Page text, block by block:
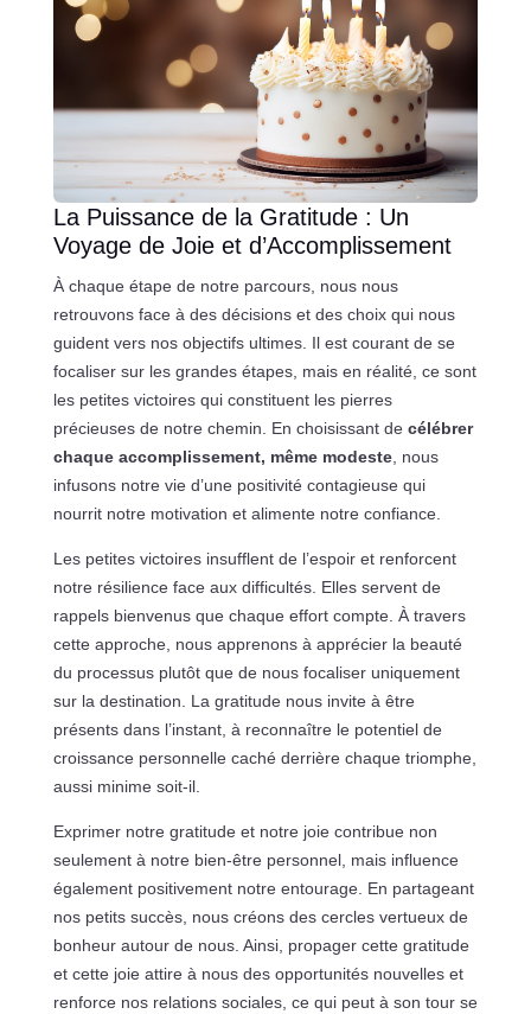
La Puissance de la Gratitude : Un
Voyage de Joie et d’Accomplissement
À chaque étape de notre parcours, nous nous
retrouvons face à des décisions et des choix qui nous
guident vers nos objectifs ultimes. Il est courant de se
focaliser sur les grandes étapes, mais en réalité, ce sont
les petites victoires qui constituent les pierres
précieuses de notre chemin. En choisissant de célébrer
chaque accomplissement, même modeste, nous
infusons notre vie d’une positivité contagieuse qui
nourrit notre motivation et alimente notre confiance.
Les petites victoires insufflent de l’espoir et renforcent
notre résilience face aux difficultés. Elles servent de
rappels bienvenus que chaque effort compte. À travers
cette approche, nous apprenons à apprécier la beauté
du processus plutôt que de nous focaliser uniquement
sur la destination. La gratitude nous invite à être
présents dans l’instant, à reconnaître le potentiel de
croissance personnelle caché derrière chaque triomphe,
aussi minime soit-il.
Exprimer notre gratitude et notre joie contribue non
seulement à notre bien-être personnel, mais influence
également positivement notre entourage. En partageant
nos petits succès, nous créons des cercles vertueux de
bonheur autour de nous. Ainsi, propager cette gratitude
et cette joie attire à nous des opportunités nouvelles et
renforce nos relations sociales, ce qui peut à son tour se